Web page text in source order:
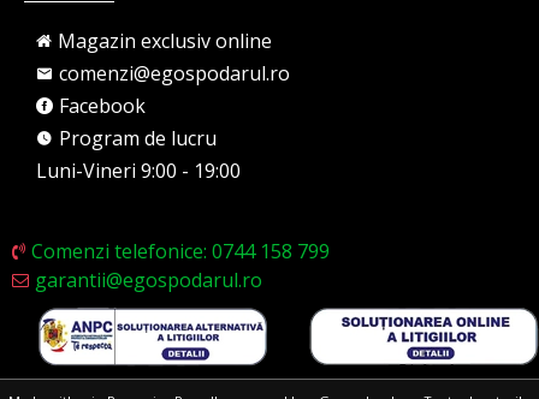
Magazin exclusiv online
comenzi@egospodarul.ro
Facebook
Program de lucru
Luni-Vineri 9:00 - 19:00
Comenzi telefonice: 0744 158 799
garantii@egospodarul.ro